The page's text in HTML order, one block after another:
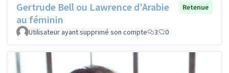
Gertrude Bell ou Lawrence d'Arabie
au féminin
Retenue
Utilisateur ayant supprimé son compte 3 0